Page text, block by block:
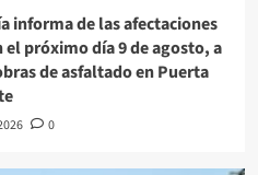
informa de las afectaciones
próximo día 9 de agosto, a
de asfaltado en Puerta
0